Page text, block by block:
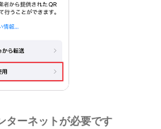
ターネットが必要です